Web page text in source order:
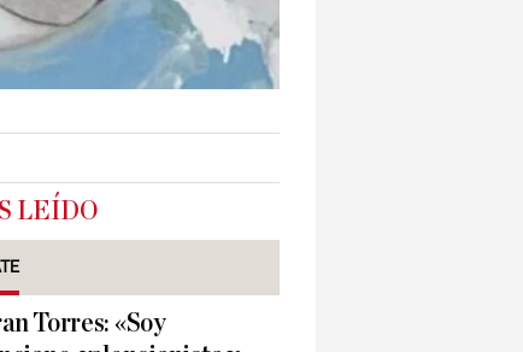
LEÍDO
Torres: «Soy